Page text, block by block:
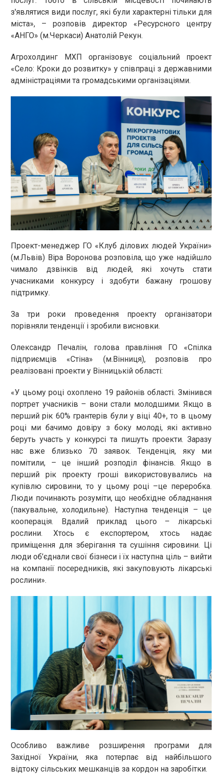
з'являтися види послуг, які були характерні тільки для
міста», – розповів директор «Ресурсного центру
«АНГО» (м.Черкаси) Анатолій Рекун.
Агрохолдинг МХП організовує соціальний проект
«Село: Кроки до розвитку» у співпраці з державними
адміністраціями та громадськими організаціями.
Проект-менеджер ГО «Клуб ділових людей України»
(м.Львів) Віра Воронова розповіла, що уже надійшло
чимало дзвінків від людей, які хочуть стати
учасниками конкурсу і здобути бажану грошову
підтримку.
За три роки проведення проекту організатори
порівняли тенденції і зробили висновки.
Олександр Печалін, голова правління ГО «Спілка
підприємців «Стіна» (м.Вінниця), розповів про
реалізовані проекти у Вінницькій області:
«У цьому році охоплено 19 районів області. Змінився
портрет учасників – вони стали молодшими. Якщо в
перший рік 60% грантерів були у віці 40+, то в цьому
році ми бачимо довіру з боку молоді, які активно
беруть участь у конкурсі та пишуть проекти. Заразу
нас вже близько 70 заявок. Тенденція, яку ми
помітили, – це інший розподіл фінансів. Якщо в
перший рік проекту гроші використовувались на
купівлю сировини, то у цьому році –це переробка.
Люди починають розуміти, що необхідне обладнання
(пакувальне, холодильне). Наступна тенденція – це
кооперація. Вдалий приклад цього – лікарські
рослини. Хтось є експортером, хтось надає
приміщення для зберігання та сушіння сировини. Ці
люди об’єднали свої бізнеси і їх наступна ціль – вийти
на компанії посередників, які закуповують лікарські
рослини».
Особливо важливе розширення програми для
Західної України, яка потерпає від найбільшого
відтоку сільських мешканців за кордон на заробітки.